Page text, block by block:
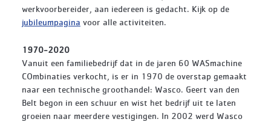
werkvoorbereider, aan iedereen is gedacht. Kijk op de
jubileumpagina voor alle activiteiten.
1970-2020
Vanuit een familiebedrijf dat in de jaren 60 WASmachine
COmbinaties verkocht, is er in 1970 de overstap gemaakt
naar een technische groothandel: Wasco. Geert van den
Belt begon in een schuur en wist het bedrijf uit te laten
groeien naar meerdere vestigingen. In 2002 werd Wasco